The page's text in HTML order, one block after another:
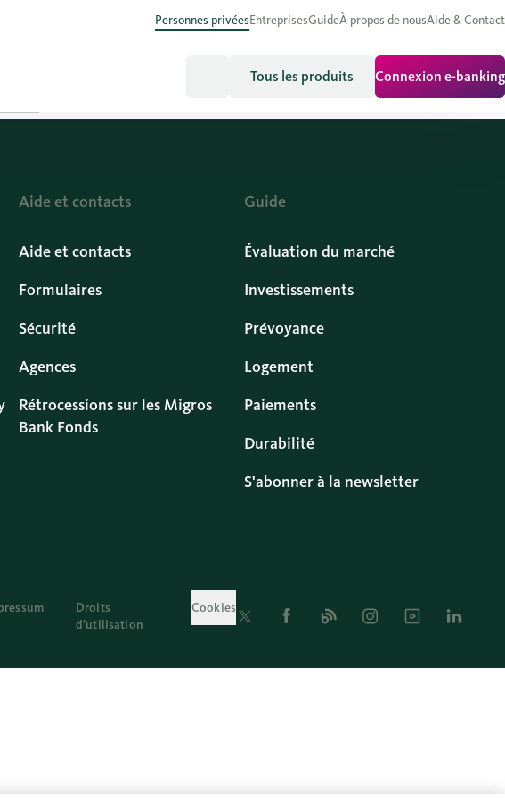
Personnes privéesEntreprisesGuideÀ propos de nousAide & Contact
Tous les produits Connexion e-banking
Aide et contacts
Aide et contacts
Formulaires
Sécurité
Agences
Rétrocessions sur les Migros
Bank Fonds
Guide
Évaluation du marché
Investissements
Prévoyance
Logement
Paiements
Durabilité
S'abonner à la newsletter
Droits
d’utilisation
CookiesTwitter Facebook
Blog InstagramYoutubeLinkedin